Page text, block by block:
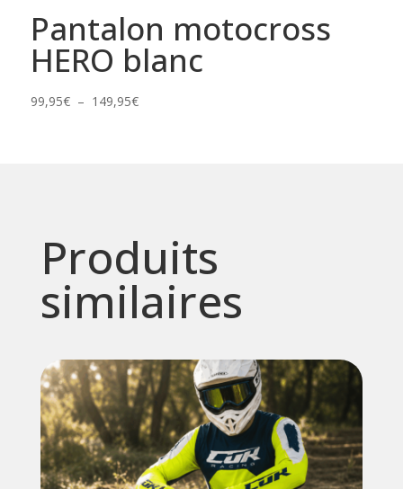
Pantalon motocross
HERO blanc
99,95€ – 149,95€Plage
Produits
similaires